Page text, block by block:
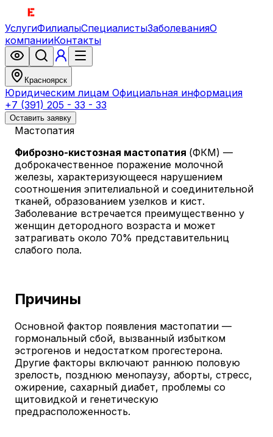
УслугиФилиалыСпециалистыЗаболеванияО
компанииКонтакты
Красноярск
Юридическим лицам Официальная информация
+7 (391) 205 - 33 - 33
Оставить заявку
Мастопатия
Фиброзно-кистозная мастопатия (ФКМ) —
доброкачественное поражение молочной
железы, характеризующееся нарушением
соотношения эпителиальной и соединительной
тканей, образованием узелков и кист.
Заболевание встречается преимущественно у
женщин детородного возраста и может
затрагивать около 70% представительниц
слабого пола.
Причины
Основной фактор появления мастопатии —
гормональный сбой, вызванный избытком
эстрогенов и недостатком прогестерона.
Другие факторы включают раннюю половую
зрелость, позднюю менопаузу, аборты, стресс,
ожирение, сахарный диабет, проблемы со
щитовидкой и генетическую
предрасположенность.